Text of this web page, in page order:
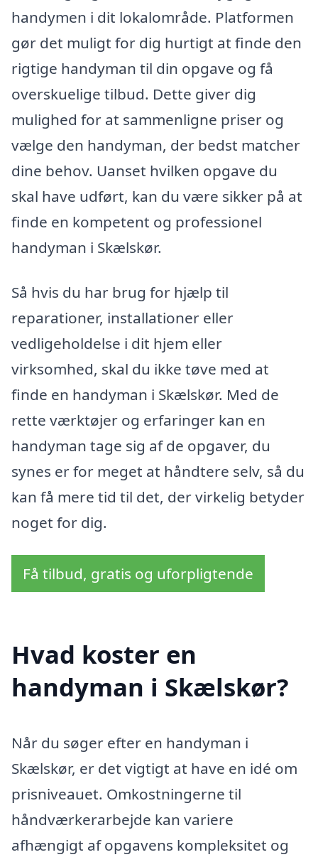
handymen i dit lokalområde. Platformen
gør det muligt for dig hurtigt at finde den
rigtige handyman til din opgave og få
overskuelige tilbud. Dette giver dig
mulighed for at sammenligne priser og
vælge den handyman, der bedst matcher
dine behov. Uanset hvilken opgave du
skal have udført, kan du være sikker på at
finde en kompetent og professionel
handyman i Skælskør.
Så hvis du har brug for hjælp til
reparationer, installationer eller
vedligeholdelse i dit hjem eller
virksomhed, skal du ikke tøve med at
finde en handyman i Skælskør. Med de
rette værktøjer og erfaringer kan en
handyman tage sig af de opgaver, du
synes er for meget at håndtere selv, så du
kan få mere tid til det, der virkelig betyder
noget for dig.
Få tilbud, gratis og uforpligtende
Hvad koster en
handyman i Skælskør?
Når du søger efter en handyman i
Skælskør, er det vigtigt at have en idé om
prisniveauet. Omkostningerne til
håndværkerarbejde kan variere
afhængigt af opgavens kompleksitet og